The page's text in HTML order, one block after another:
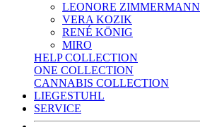
LEONORE ZIMMERMANN
VERA KOZIK
RENÉ KÖNIG
MIRO
HELP COLLECTION
ONE COLLECTION
CANNABIS COLLECTION
LIEGESTUHL
SERVICE